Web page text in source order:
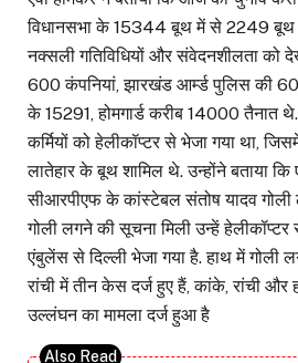
विधानसभा के 15344 बूथ में से 2249 बूथ
नक्सली गतिविधियों और संवेदनशीलता को
600 कंपनियां, झारखंड आर्म्ड पुलिस की 60
के 15291, होमगार्ड करीब 14000 तैनात
कर्मियों को हेलीकॉप्टर से भेजा गया था,
लातेहार के बूथ शामिल थे. उन्होंने बताया
सीआरपीएफ के कांस्टेबल संतोष यादव
गोली लगने की सूचना मिली उन्हें हेलीकॉप्टर
एंबुलेंस से दिल्ली भेजा गया है. हाथ में गोली
रांची में तीन केस दर्ज हुए हैं, कांके, रांची और
उल्लंघन का मामला दर्ज हुआ है